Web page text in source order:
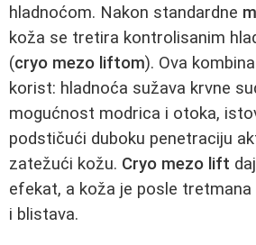
hladnoćom. Nakon standardne
koža se tretira kontrolisanim
(cryo mezo liftom). Ova
korist: hladnoća sužava krvne
mogućnost modrica i otoka,
podstičući duboku penetraciju
zatežući kožu. Cryo mezo lift
efekat, a koža je posle tretmana
i blistava.